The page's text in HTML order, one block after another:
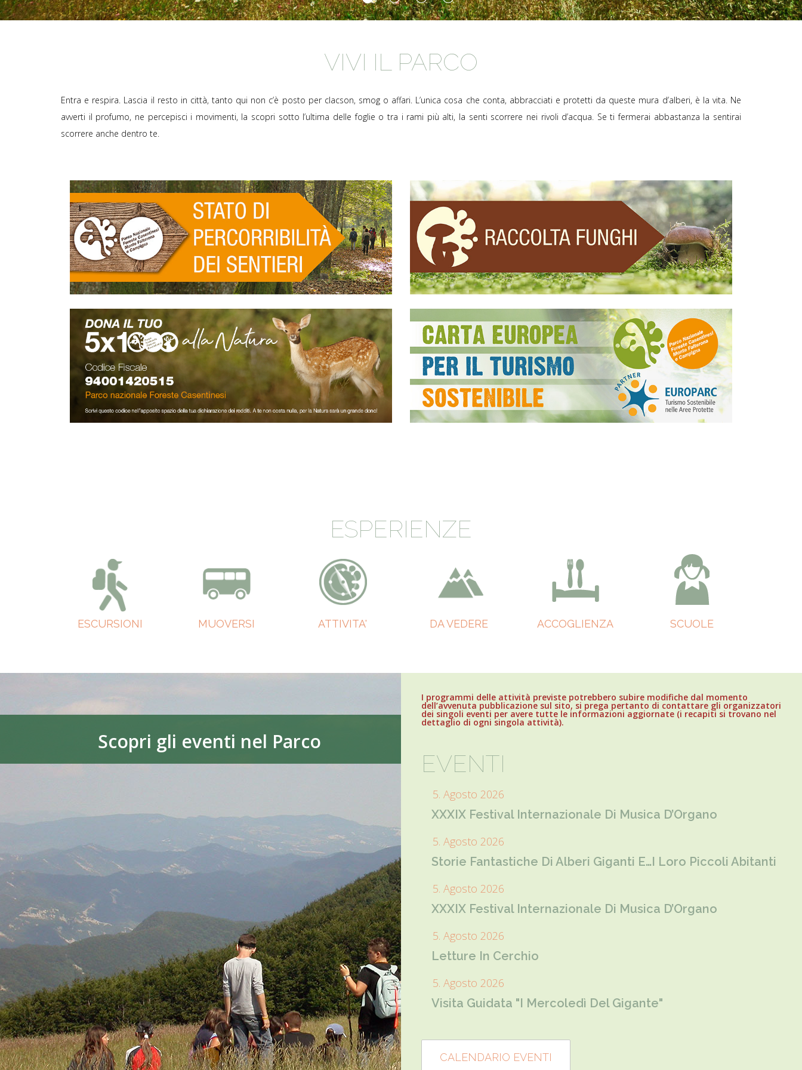
VIVI IL PARCO
Entra e respira. Lascia il resto in città, tanto qui non c’è posto per clacson, smog o affari. L’unica cosa che conta, abbracciati e protetti da queste mura d’alberi, è la vita. Ne
avverti il profumo, ne percepisci i movimenti, la scopri sotto l’ultima delle foglie o tra i rami più alti, la senti scorrere nei rivoli d’acqua. Se ti fermerai abbastanza la sentirai
scorrere anche dentro te.
ESPERIENZE
ESCURSIONI MUOVERSI ATTIVITA' DA VEDERE ACCOGLIENZA SCUOLE
Scopri gli eventi nel Parco
I programmi delle attività previste potrebbero subire modifiche dal momento
dell’avvenuta pubblicazione sul sito, si prega pertanto di contattare gli organizzatori
dei singoli eventi per avere tutte le informazioni aggiornate (i recapiti si trovano nel
dettaglio di ogni singola attività).
EVENTI
5. Agosto 2026
XXXIX Festival Internazionale Di Musica D’Organo
5. Agosto 2026
Storie Fantastiche Di Alberi Giganti E…i Loro Piccoli Abitanti
5. Agosto 2026
XXXIX Festival Internazionale Di Musica D’Organo
5. Agosto 2026
Letture In Cerchio
5. Agosto 2026
Visita Guidata "I Mercoledì Del Gigante"
CALENDARIO EVENTI